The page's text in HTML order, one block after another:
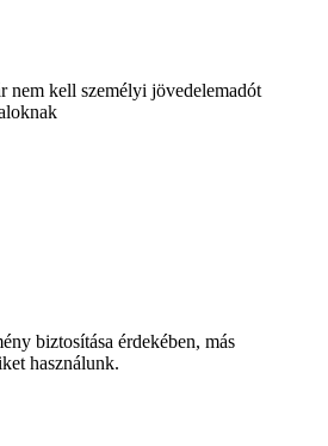
nem kell személyi jövedelemadót
biztosítása érdekében, más
használunk.